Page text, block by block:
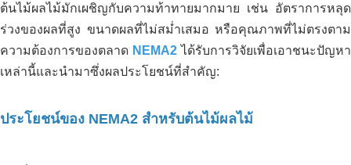
ต้นไม้ผลไม้มักเผชิญกับความท้าทายมากมาย เช่น อัตราการหลุด
ร่วงของผลที่สูง ขนาดผลที่ไม่สม่ำเสมอ หรือคุณภาพที่ไม่ตรงตาม
ความต้องการของตลาด NEMA2 ได้รับการวิจัยเพื่อเอาชนะปัญหา
เหล่านี้และนำมาซึ่งผลประโยชน์ที่สำคัญ:
ประโยชน์ของ NEMA2 สำหรับต้นไม้ผลไม้